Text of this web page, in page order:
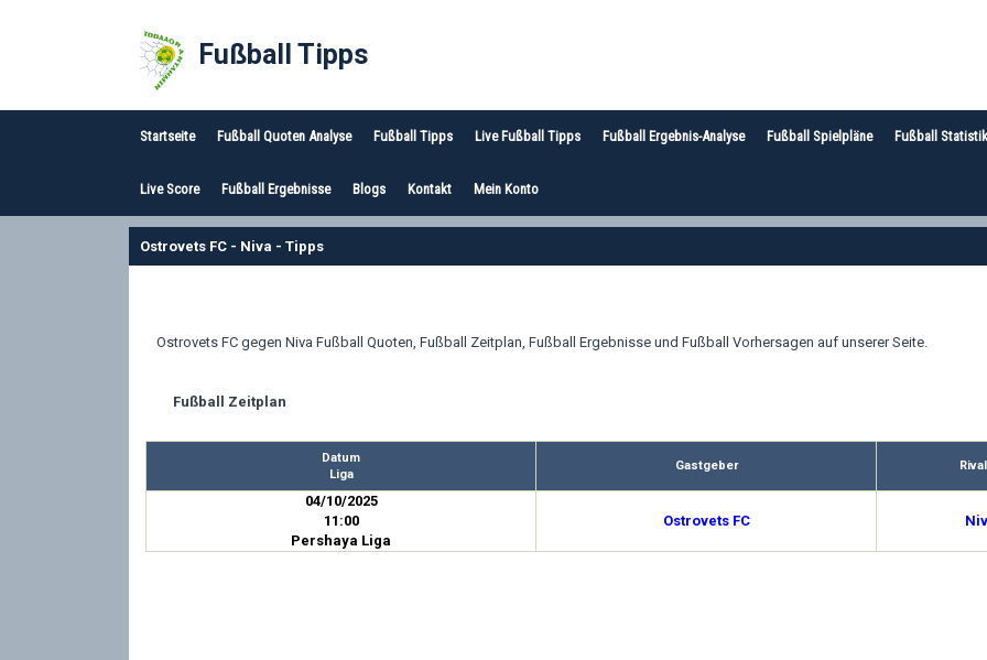
Fußball Tipps
Startseite Fußball Quoten Analyse Fußball Tipps Live Fußball Tipps Fußball Ergebnis-Analyse Fußball Spielpläne Fußball Statistik
Live Score Fußball Ergebnisse Blogs Kontakt Mein Konto
Ostrovets FC - Niva - Tipps
Ostrovets FC gegen Niva Fußball Quoten, Fußball Zeitplan, Fußball Ergebnisse und Fußball Vorhersagen auf unserer Seite.
Fußball Zeitplan
Datum
Liga
Gastgeber
04/10/2025
11:00
Pershaya Liga
Ostrovets FC